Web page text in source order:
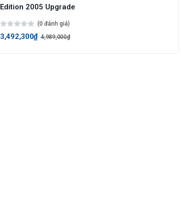
Edition 2005 Upgrade
(0 đánh giá)
3,492,300₫ 4,989,000₫